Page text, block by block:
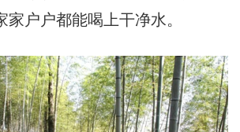
户户都能喝上干净水。